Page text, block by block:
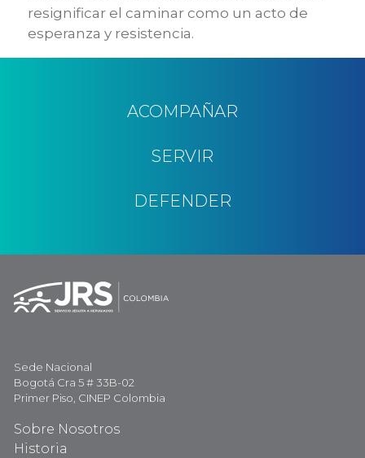
resignificar el caminar como un acto de
esperanza y resistencia.
ACOMPAÑAR
SERVIR
DEFENDER
Sede Nacional
Bogotá Cra 5 # 33B-02
Primer Piso, CINEP Colombia
Sobre Nosotros
Historia